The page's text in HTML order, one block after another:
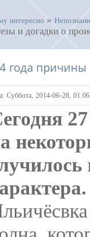
интересно »
и догадки о
года причины
Суббота, 2014-06-28,